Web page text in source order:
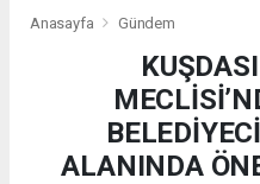
Anasayfa Gündem
ALANINDA